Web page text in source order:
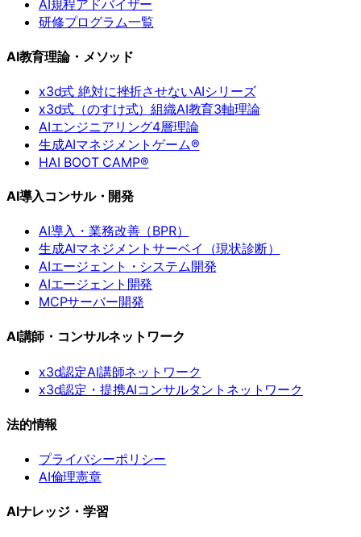
AI規程アドバイザー
研修プログラム一覧
AI教育理論・メソッド
x3d式 絶対に挫折させないAIシリーズ
x3d式（のすけ式）組織AI教育3軸理論
AIエンジニアリング4層理論
生成AIマネジメントゲーム®
HAI BOOT CAMP®
AI導入コンサル・開発
AI導入・業務改善（BPR）
生成AIマネジメントサーベイ（現状診断）
AIエージェント・システム開発
AIエージェント開発
MCPサーバー開発
AI講師・コンサルネットワーク
x3d認定AI講師ネットワーク
x3d認定・提携AIコンサルタントネットワーク
法的情報
プライバシーポリシー
AI倫理憲章
AIナレッジ・学習